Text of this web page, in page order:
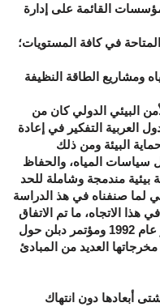
القائمة على إدارة
في كافة المستويات؛
ومشاريع الطاقة النظيفة
البيئي الدولي كان من
العربية التفكير في إعادة
البيئة ومن ذلك
سياسات المياه، والحفاظ
بيئية مندمجة وشاملة للحد
لما صنفناه في هذ الدراسة
هذا الاتجاه، ما تم الاتفاق
بشأنه في قمة الأرض في ريودي جانيرو عام 1992 ومؤتمر دبلن حول
والتي كان من مخرجاتها العديد من المبادئ
أبعادها دون انتهاك